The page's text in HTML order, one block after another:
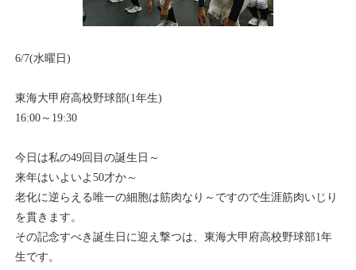
6/7(水曜日)
東海大甲府高校野球部(1年生)
16:00～19:30
今日は私の49回目の誕生日～
来年はいよいよ50才か～
老化に逆らえる唯一の細胞は筋肉なり～ですので生涯筋肉いじり
を貫きます。
その記念すべき誕生日に迎え撃つは、東海大甲府高校野球部1年
生です。